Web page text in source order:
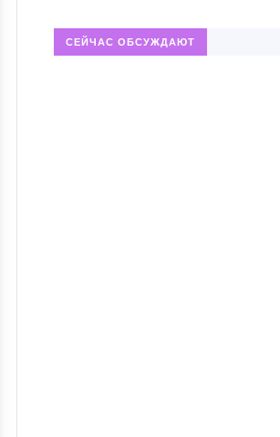
СЕЙЧАС ОБСУЖДАЮТ